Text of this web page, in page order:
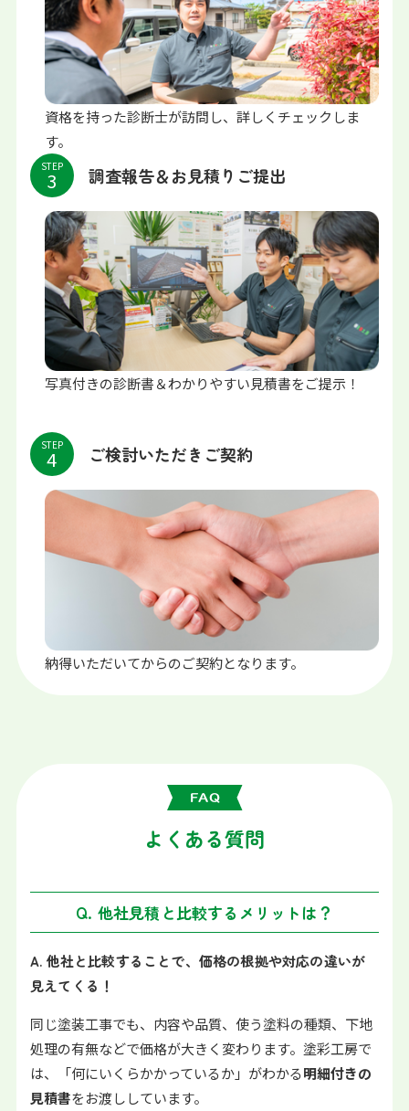
資格を持った診断士が訪問し、詳しくチェックしま
す。
STEP 調査報告＆お見積りご提出
写真付きの診断書＆わかりやすい見積書をご提示！
STEP ご検討いただきご契約
納得いただいてからのご契約となります。
よくある質問
Q. 他社見積と比較するメリットは？
A. 他社と比較することで、価格の根拠や対応の違いが
見えてくる！
同じ塗装工事でも、内容や品質、使う塗料の種類、下地
処理の有無などで価格が大きく変わります。塗彩工房で
は、「何にいくらかかっているか」がわかる明細付きの
見積書をお渡ししています。